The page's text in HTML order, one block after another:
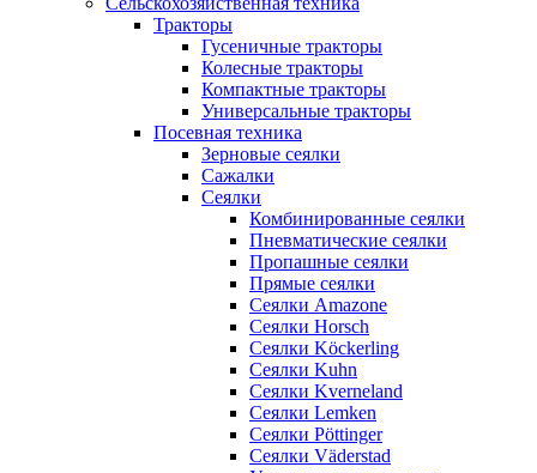
Тракторы
Гусеничные тракторы
Колесные тракторы
Компактные тракторы
Универсальные тракторы
Посевная техника
Зерновые сеялки
Сажалки
Сеялки
Комбинированные сеялки
Пневматические сеялки
Пропашные сеялки
Прямые сеялки
Сеялки Amazone
Сеялки Horsch
Сеялки Köckerling
Сеялки Kuhn
Сеялки Kverneland
Сеялки Lemken
Сеялки Pöttinger
Сеялки Väderstad